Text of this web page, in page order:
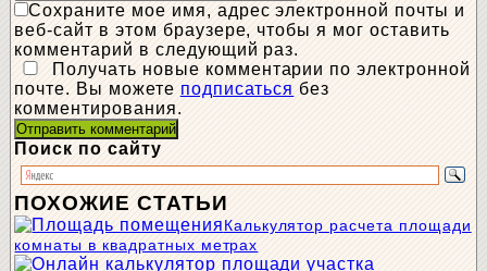
Сохраните мое имя, адрес электронной почты и
веб-сайт в этом браузере, чтобы я мог оставить
комментарий в следующий раз.
Получать новые комментарии по электронной
почте. Вы можете подписаться без
комментирования.
Поиск по сайту
ПОХОЖИЕ СТАТЬИ
Калькулятор расчета площади
комнаты в квадратных метрах